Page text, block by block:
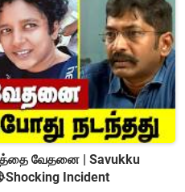
வேதனை | Savukku
Incident